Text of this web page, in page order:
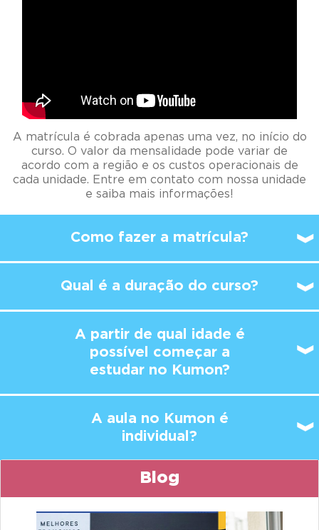
A matrícula é cobrada apenas uma vez, no início do
curso. O valor da mensalidade pode variar de
acordo com a região e os custos operacionais de
cada unidade. Entre em contato com nossa unidade
e saiba mais informações!
Como fazer a matrícula?
Qual é a duração do curso?
A partir de qual idade é
possível começar a
estudar no Kumon?
A aula no Kumon é
individual?
Blog